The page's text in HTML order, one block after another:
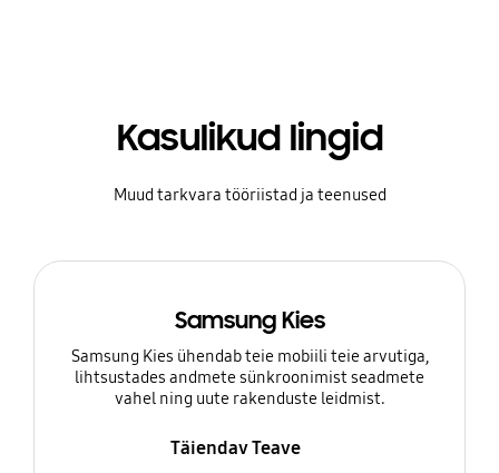
Kasulikud lingid
Muud tarkvara tööriistad ja teenused
Samsung Kies
Samsung Kies ühendab teie mobiili teie arvutiga,
lihtsustades andmete sünkroonimist seadmete
vahel ning uute rakenduste leidmist.
Täiendav Teave